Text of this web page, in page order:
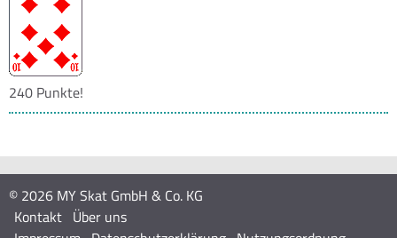
240 Punkte!
© 2026 MY Skat GmbH & Co. KG
Kontakt Über uns